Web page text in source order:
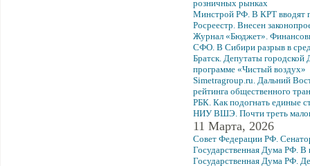
розничных рынках
Минстрой РФ. В КРТ вводят
Росреестр. Внесен
Журнал «Бюджет».
СФО. В Сибири разрыв в
Братск. Депутаты
программе «Чистый воздух»
Simetragroup.ru. Дальний
рейтинга общественного
РБК. Как подогнать единые
НИУ ВШЭ. Почти треть
11 Марта, 2026
Совет Федерации РФ.
Государственная Дума РФ. В
Государственная Дума РФ.